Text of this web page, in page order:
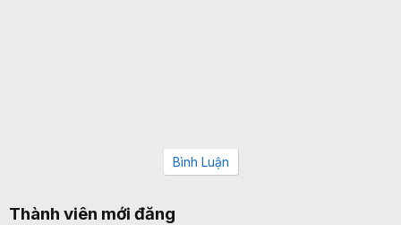
Bình Luận
Thành viên mới đăng